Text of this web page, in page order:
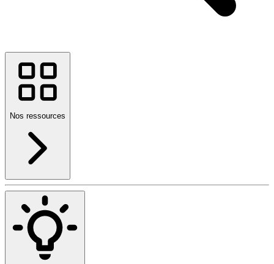
Nos ressources